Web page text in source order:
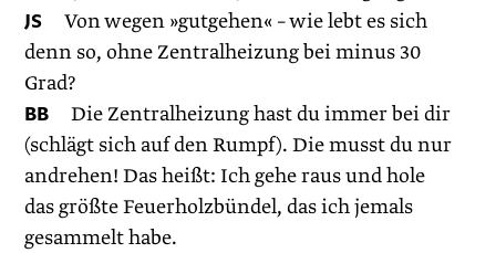
JS Von wegen »gutgehen« – wie lebt es sich
denn so, ohne Zentralheizung bei minus 30
Grad?
BBDie Zentralheizung hast du immer bei dir
(schlägt sich auf den Rumpf). Die musst du nur
andrehen! Das heißt: Ich gehe raus und hole
das größte Feuerholzbündel, das ich jemals
gesammelt habe.